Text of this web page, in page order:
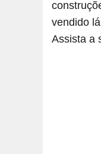
vendido
Assista a